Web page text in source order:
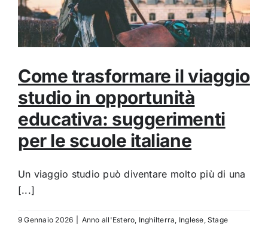
Come trasformare il viaggio
studio in opportunità
educativa: suggerimenti
per le scuole italiane
Un viaggio studio può diventare molto più di una
[...]
9 Gennaio 2026 Anno all'Estero Inghilterra Inglese ,Stage